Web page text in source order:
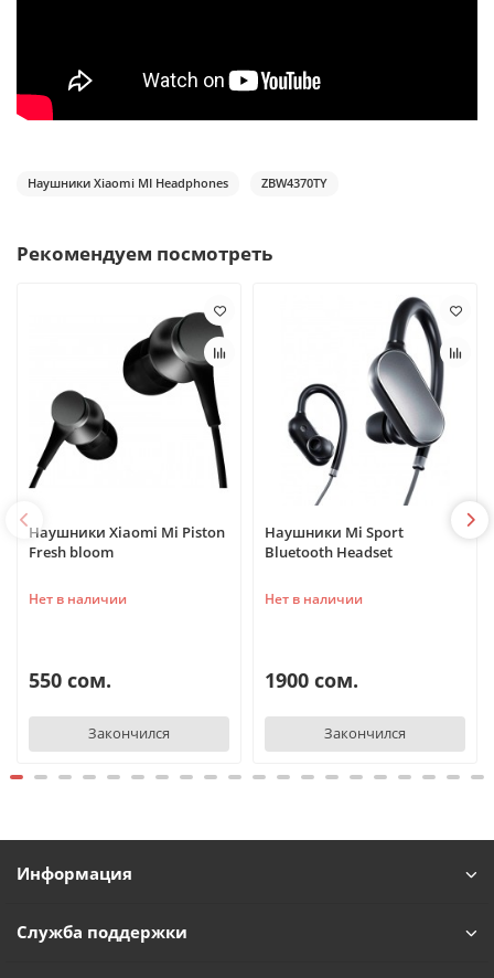
Наушники Xiaomi MI Headphones ZBW4370TY
Рекомендуем посмотреть
Наушники Xiaomi Mi Piston
Fresh bloom
Нет в наличии
550 сом.
Закончился
Наушники Mi Sport
Bluetooth Headset
Нет в наличии
1900 сом.
Закончился
Информация
Служба поддержки
T TelefonAI
Обычно отвечаем за минуту
Powered by Replai
Чем можем помочь?